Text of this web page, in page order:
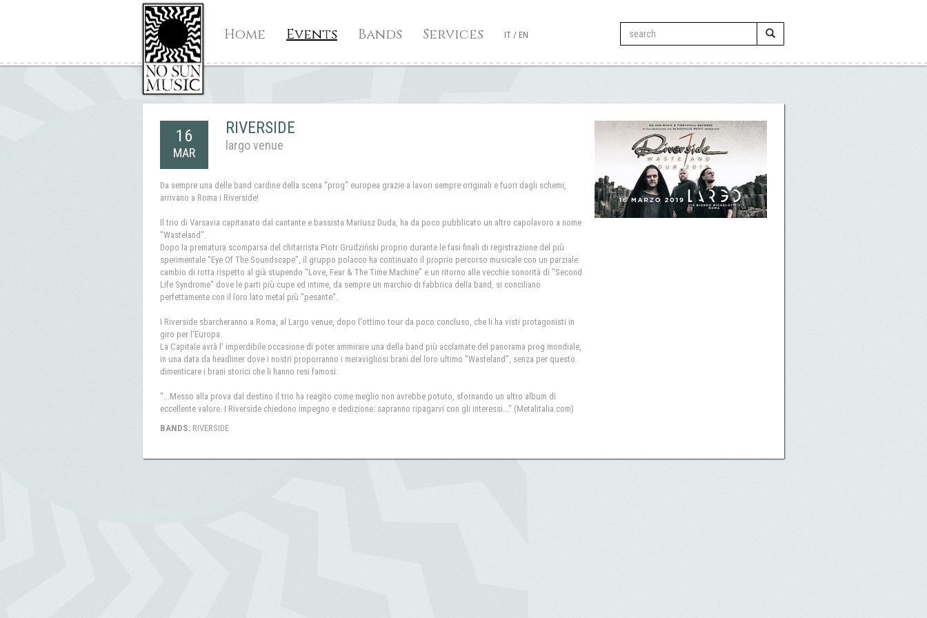
Home Events Bands Services IT / EN
16
MAR
RIVERSIDE
largo venue
Da sempre una delle band cardine della scena "prog" europea grazie a lavori sempre originali e fuori dagli schemi,
arrivano a Roma i Riverside!
Il trio di Varsavia capitanato dal cantante e bassista Mariusz Duda, ha da poco pubblicato un altro capolavoro a nome
"Wasteland".
Dopo la prematura scomparsa del chitarrista Piotr Grudziński proprio durante le fasi finali di registrazione del più
sperimentale "Eye Of The Soundscape", il gruppo polacco ha continuato il proprio percorso musicale con un parziale
cambio di rotta rispetto al già stupendo “Love, Fear & The Time Machine” e un ritorno alle vecchie sonorità di "Second
Life Syndrome" dove le parti più cupe ed intime, da sempre un marchio di fabbrica della band, si conciliano
perfettamente con il loro lato metal più "pesante".
I Riverside sbarcheranno a Roma, al Largo venue, dopo l'ottimo tour da poco concluso, che li ha visti protagonisti in
giro per l'Europa.
La Capitale avrà l' imperdibile occasione di poter ammirare una della band più acclamate del panorama prog mondiale,
in una data da headliner dove i nostri proporranno i meravigliosi brani del loro ultimo "Wasteland", senza per questo
dimenticare i brani storici che li hanno resi famosi.
"...Messo alla prova dal destino il trio ha reagito come meglio non avrebbe potuto, sfornando un altro album di
eccellente valore. I Riverside chiedono impegno e dedizione: sapranno ripagarvi con gli interessi..." (Metalitalia.com)
BANDS: RIVERSIDE